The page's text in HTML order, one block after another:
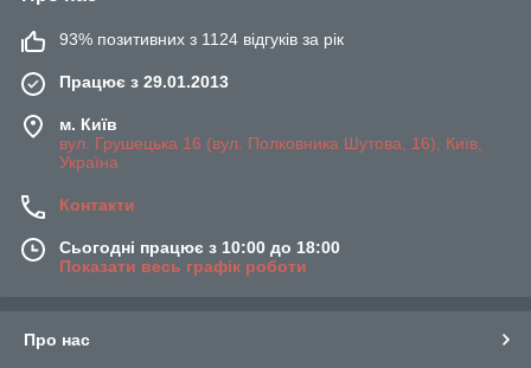
93% позитивних з 1124 відгуків за рік
Працює з 29.01.2013
м. Київ
вул. Грушецька 16 (вул. Полковника Шутова, 16), Київ,
Україна
Контакти
Сьогодні працює з 10:00 до 18:00
Показати весь графік роботи
Про нас